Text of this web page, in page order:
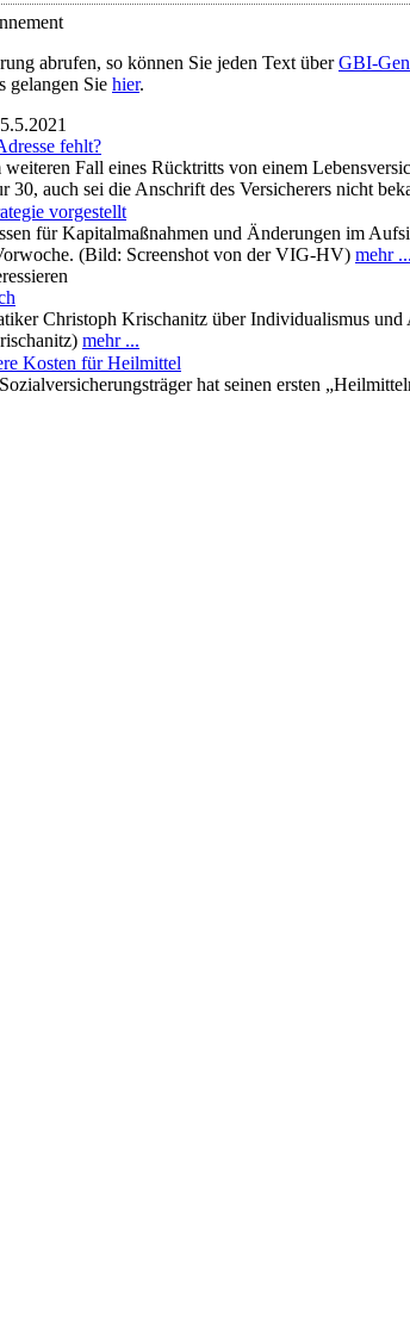
abrufen, so können Sie jeden Text überGBI-
gelangen Sie hier.
fehlt?
Fall eines Rücktritts von einem
30, auch sei die Anschrift des Versicherers nicht
vorgestellt
für Kapitalmaßnahmen und Änderungen im
(Bild: Screenshot von der VIG-HV) mehr ...
Christoph Krischanitz über Individualismus
mehr ...
Kosten für Heilmittel
hat seinen ersten